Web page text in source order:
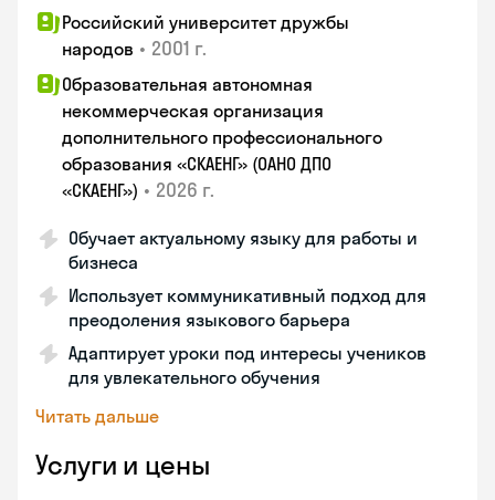
Российский университет дружбы
народов • 2001 г.
Образовательная автономная
некоммерческая организация
дополнительного профессионального
образования «СКАЕНГ» (ОАНО ДПО
«СКАЕНГ») • 2026 г.
Обучает актуальному языку для работы и
бизнеса
Использует коммуникативный подход для
преодоления языкового барьера
Адаптирует уроки под интересы учеников
для увлекательного обучения
Читать дальше
Услуги и цены